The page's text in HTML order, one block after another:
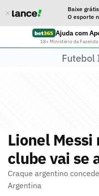
Baixe
O esporte
Ajuda com
18+ Ministério da
Futebol
Lionel
clube vai se
Craque argentino
Argentina